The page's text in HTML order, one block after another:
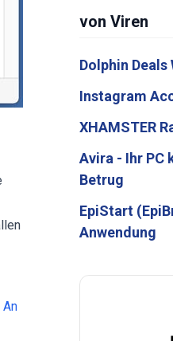
von Viren
Dolphin
Instagram
XHAMSTER
Avira - Ihr PC
Betrug
EpiStart
Anwendung